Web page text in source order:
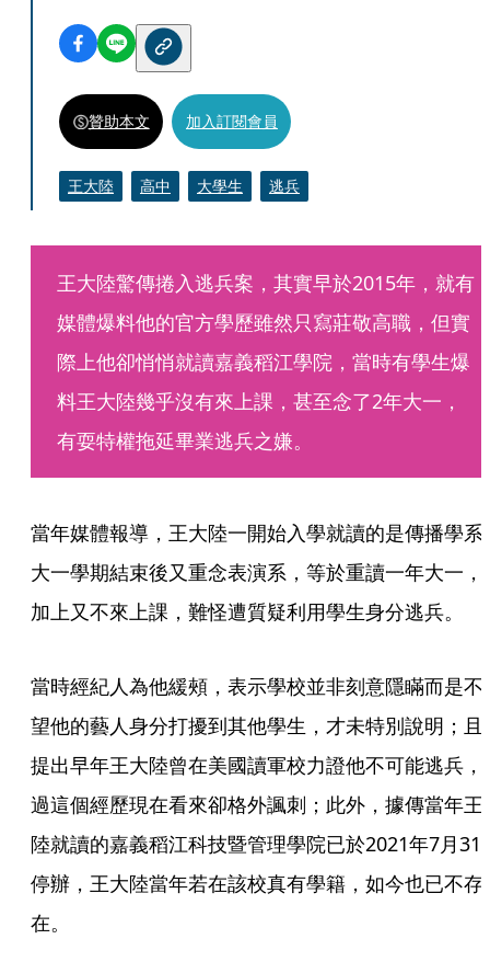
贊助本文 加入訂閱會員
王大陸 高中 大學生 逃兵
王大陸驚傳捲入逃兵案，其實早於2015年，就有
媒體爆料他的官方學歷雖然只寫莊敬高職，但實
際上他卻悄悄就讀嘉義稻江學院，當時有學生爆
料王大陸幾乎沒有來上課，甚至念了2年大一，
有耍特權拖延畢業逃兵之嫌。
當年媒體報導，王大陸一開始入學就讀的是傳播學系
大一學期結束後又重念表演系，等於重讀一年大一，
加上又不來上課，難怪遭質疑利用學生身分逃兵。
當時經紀人為他緩頰，表示學校並非刻意隱瞞而是不
望他的藝人身分打擾到其他學生，才未特別說明；且
提出早年王大陸曾在美國讀軍校力證他不可能逃兵，
過這個經歷現在看來卻格外諷刺；此外，據傳當年王
陸就讀的嘉義稻江科技暨管理學院已於2021年7月31
停辦，王大陸當年若在該校真有學籍，如今也已不存
在。